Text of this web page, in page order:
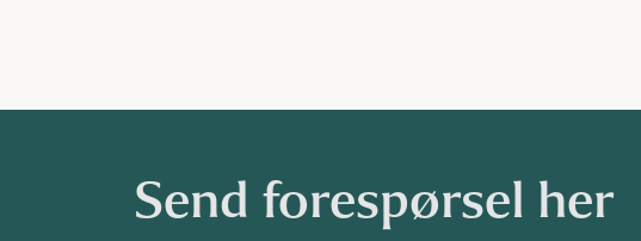
Send forespørsel her